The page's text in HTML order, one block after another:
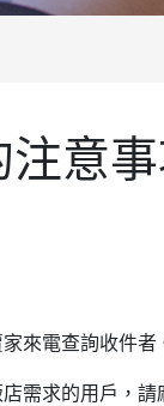
意
來電查詢收件者
需求的用戶，請